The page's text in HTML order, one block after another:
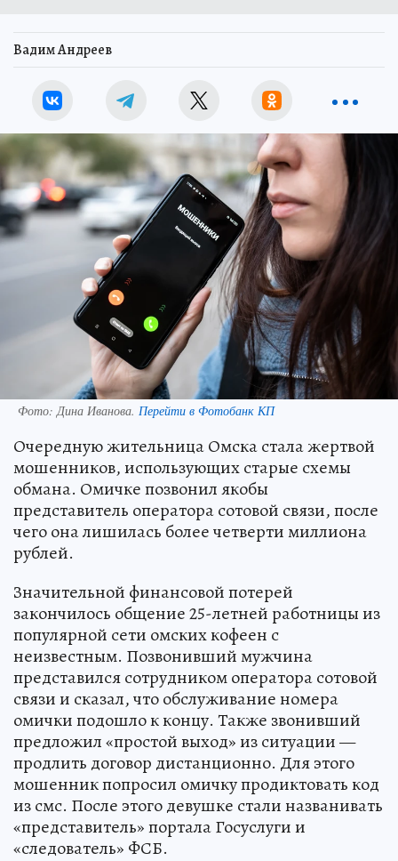
Вадим Андреев
Фото:Дина Иванова. Перейти в Фотобанк КП
Очередную жительница Омска стала жертвой
мошенников, использующих старые схемы
обмана. Омичке позвонил якобы
представитель оператора сотовой связи, после
чего она лишилась более четверти миллиона
рублей.
Значительной финансовой потерей
закончилось общение 25-летней работницы из
популярной сети омских кофеен с
неизвестным. Позвонивший мужчина
представился сотрудником оператора сотовой
связи и сказал, что обслуживание номера
омички подошло к концу. Также звонивший
предложил «простой выход» из ситуации —
продлить договор дистанционно. Для этого
мошенник попросил омичку продиктовать код
из смс. После этого девушке стали названивать
«представитель» портала Госуслуги и
«следователь» ФСБ.